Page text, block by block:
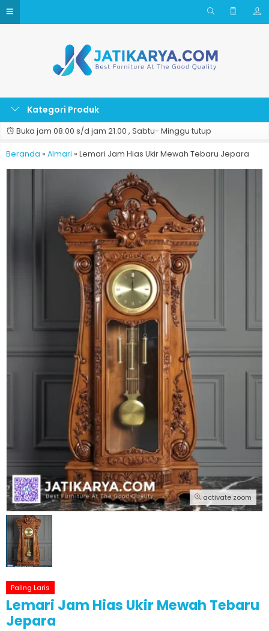
Kategori Produk
Buka jam 08.00 s/d jam 21.00 , Sabtu- Minggu tutup
Beranda » Almari » Lemari Jam Hias Ukir Mewah Tebaru Jepara
activate zoom
Paling Laris
Lemari Jam Hias Ukir Mewah Tebaru
Jepara